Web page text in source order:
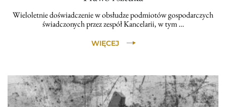
Wieloletnie doświadczenie w obsłudze podmiotów gospodarczych
świadczonych przez zespół Kancelarii, w tym …
WIĘCEJ